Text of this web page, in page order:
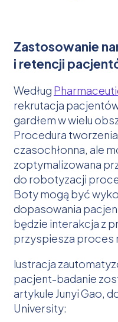
Zastosowanie
i retencji
Według
rekrutacja
gardłem w wielu
Procedura
czasochłonna, ale
zoptymalizowana
do robotyzacji
Boty mogą być
dopasowania
będzie interakcja z
przyspiesza proces
lustracja
pacjent-badanie
artykule Junyi Gao,
University: